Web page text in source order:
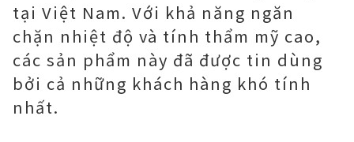
tại Việt Nam. Với khả năng ngăn
chặn nhiệt độ và tính thẩm mỹ cao,
các sản phẩm này đã được tin dùng
bởi cả những khách hàng khó tính
nhất.